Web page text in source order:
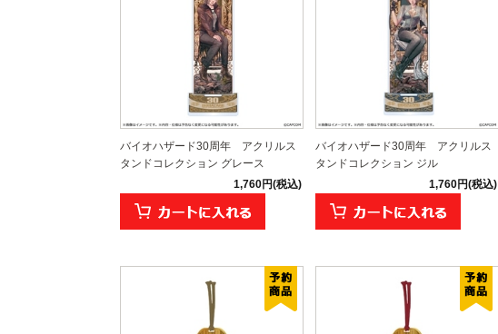
バイオハザード30周年 アクリルス
タンドコレクション グレース
1,760円(税込)
バイオハザード30周年 アクリルス
タンドコレクション ジル
1,760円(税込)